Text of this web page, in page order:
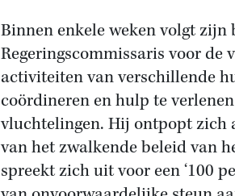
Binnen enkele weken volgt zijn
Regeringscommissaris voor de
activiteiten van verschillende
coördineren en hulp te
vluchtelingen. Hij ontpopt zich
van het zwalkende beleid van
spreekt zich uit voor een ‘100